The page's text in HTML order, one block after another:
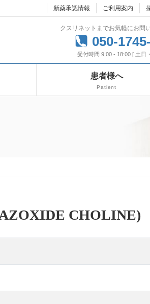
新薬承認情報 ご利用案内
クスリネットまでお気軽にお問
050-
受付時間 9:00 - 18:00 [ 土日
患者様へ
Patient
CHOLINE)